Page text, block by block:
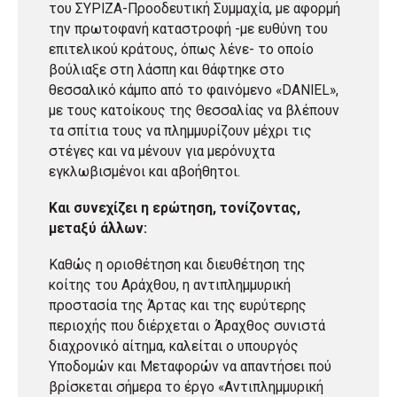
του ΣΥΡΙΖΑ-Προοδευτική Συμμαχία, με αφορμή
την πρωτοφανή καταστροφή -με ευθύνη του
επιτελικού κράτους, όπως λένε- το οποίο
βούλιαξε στη λάσπη και θάφτηκε στο
θεσσαλικό κάμπο από το φαινόμενο «DANIEL»,
με τους κατοίκους της Θεσσαλίας να βλέπουν
τα σπίτια τους να πλημμυρίζουν μέχρι τις
στέγες και να μένουν για μερόνυχτα
εγκλωβισμένοι και αβοήθητοι.
Και συνεχίζει η ερώτηση, τονίζοντας,
μεταξύ άλλων:
Καθώς η οριοθέτηση και διευθέτηση της
κοίτης του Αράχθου, η αντιπλημμυρική
προστασία της Άρτας και της ευρύτερης
περιοχής που διέρχεται ο Άραχθος συνιστά
διαχρονικό αίτημα, καλείται ο υπουργός
Υποδομών και Μεταφορών να απαντήσει πού
βρίσκεται σήμερα το έργο «Αντιπλημμυρική